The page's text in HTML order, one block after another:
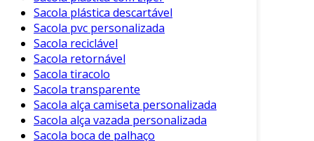
Sacola plástica descartável
Sacola pvc personalizada
Sacola reciclável
Sacola retornável
Sacola tiracolo
Sacola transparente
Sacola alça camiseta personalizada
Sacola alça vazada personalizada
Sacola boca de palhaço